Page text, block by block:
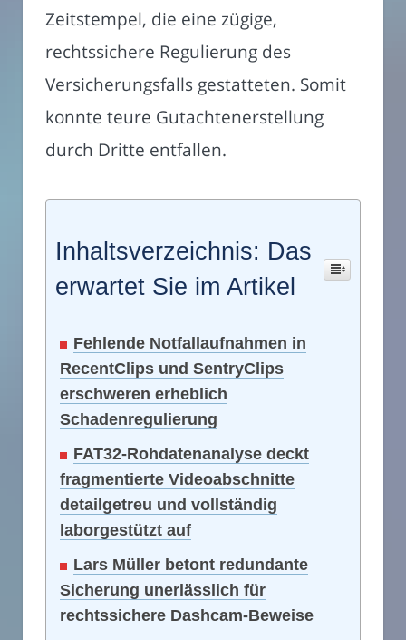
Zeitstempel, die eine zügige,
rechtssichere Regulierung des
Versicherungsfalls gestatteten. Somit
konnte teure Gutachtenerstellung
durch Dritte entfallen.
Inhaltsverzeichnis: Das
erwartet Sie im Artikel
Fehlende Notfallaufnahmen in
RecentClips und SentryClips
erschweren erheblich
Schadenregulierung
FAT32-Rohdatenanalyse deckt
fragmentierte Videoabschnitte
detailgetreu und vollständig
laborgestützt auf
Lars Müller betont redundante
Sicherung unerlässlich für
rechtssichere Dashcam-Beweise